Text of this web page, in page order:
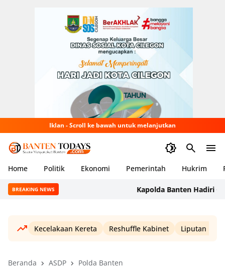
Iklan - Scroll ke bawah untuk melanjutkan
Home Politik Ekonomi Pemerintah Hukrim
BREAKING NEWS Kapolda Banten Hadiri
Kecelakaan Kereta Reshuffle Kabinet Liputan Haji
Beranda ASDP Polda Banten